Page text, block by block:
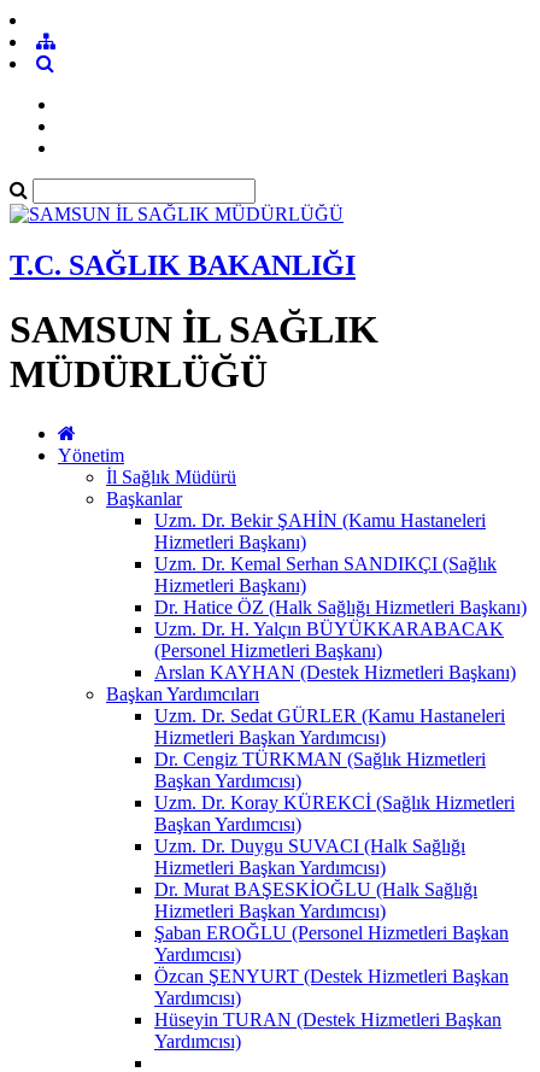
T.C. SAĞLIK BAKANLIĞI
SAMSUN İL SAĞLIK
MÜDÜRLÜĞÜ
Yönetim
İl Sağlık Müdürü
Başkanlar
Uzm. Dr. Bekir ŞAHİN (Kamu Hastaneleri
Hizmetleri Başkanı)
Uzm. Dr. Kemal Serhan SANDIKÇI (Sağlık
Hizmetleri Başkanı)
Dr. Hatice ÖZ (Halk Sağlığı Hizmetleri Başkanı)
Uzm. Dr. H. Yalçın BÜYÜKKARABACAK
(Personel Hizmetleri Başkanı)
Arslan KAYHAN (Destek Hizmetleri Başkanı)
Başkan Yardımcıları
Uzm. Dr. Sedat GÜRLER (Kamu Hastaneleri
Hizmetleri Başkan Yardımcısı)
Dr. Cengiz TÜRKMAN (Sağlık Hizmetleri
Başkan Yardımcısı)
Uzm. Dr. Koray KÜREKCİ (Sağlık Hizmetleri
Başkan Yardımcısı)
Uzm. Dr. Duygu SUVACI (Halk Sağlığı
Hizmetleri Başkan Yardımcısı)
Dr. Murat BAŞESKİOĞLU (Halk Sağlığı
Hizmetleri Başkan Yardımcısı)
Şaban EROĞLU (Personel Hizmetleri Başkan
Yardımcısı)
Özcan ŞENYURT (Destek Hizmetleri Başkan
Yardımcısı)
Hüseyin TURAN (Destek Hizmetleri Başkan
Yardımcısı)